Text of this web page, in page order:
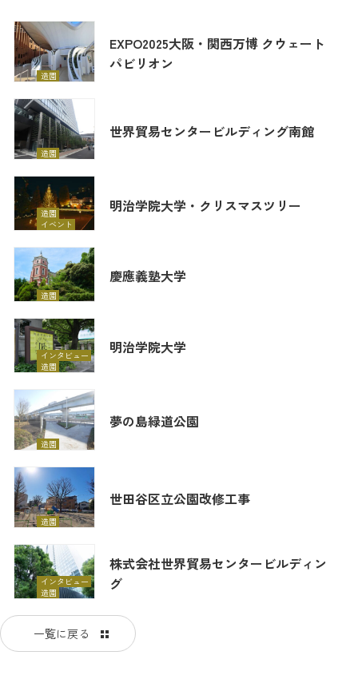
造園
EXPO2025大阪・関西万博 クウェート
パビリオン
造園
世界貿易センタービルディング南館
造園
イベント
明治学院大学・クリスマスツリー
造園
慶應義塾大学
インタビュー
造園
明治学院大学
造園
夢の島緑道公園
造園
世田谷区立公園改修工事
インタビュー
造園
株式会社世界貿易センタービルディン
グ
一覧に戻る